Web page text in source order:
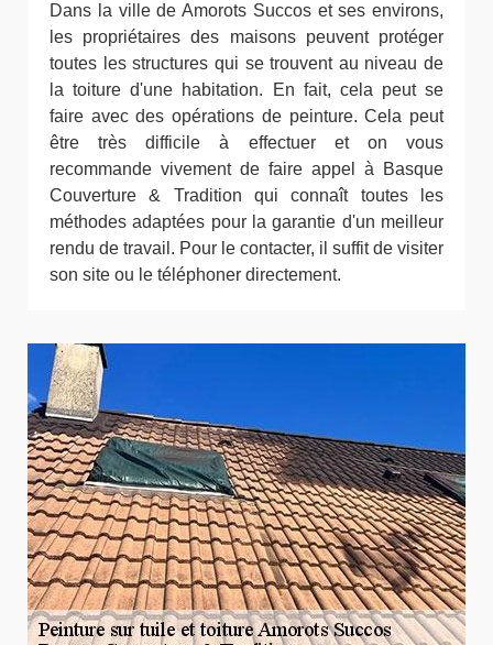
Dans la ville de Amorots Succos et ses environs,
les propriétaires des maisons peuvent protéger
toutes les structures qui se trouvent au niveau de
la toiture d'une habitation. En fait, cela peut se
faire avec des opérations de peinture. Cela peut
être très difficile à effectuer et on vous
recommande vivement de faire appel à Basque
Couverture & Tradition qui connaît toutes les
méthodes adaptées pour la garantie d'un meilleur
rendu de travail. Pour le contacter, il suffit de visiter
son site ou le téléphoner directement.